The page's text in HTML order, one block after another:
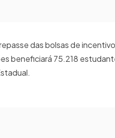
das bolsas de
beneficiará 75.218